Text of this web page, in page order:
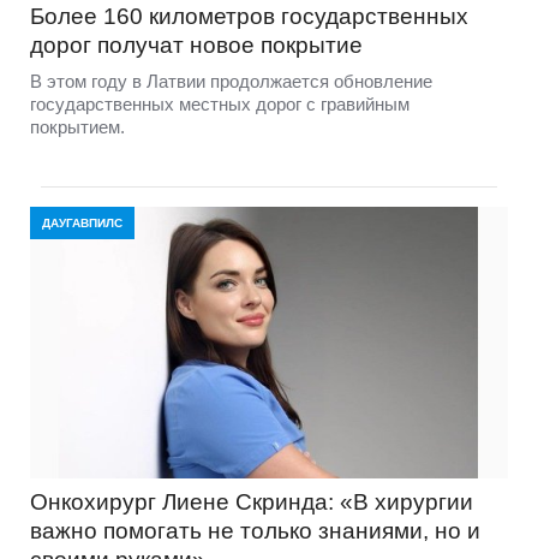
Более 160 километров государственных
дорог получат новое покрытие
В этом году в Латвии продолжается обновление
государственных местных дорог с гравийным
покрытием.
ДАУГАВПИЛС
Онкохирург Лиене Скринда: «В хирургии
важно помогать не только знаниями, но и